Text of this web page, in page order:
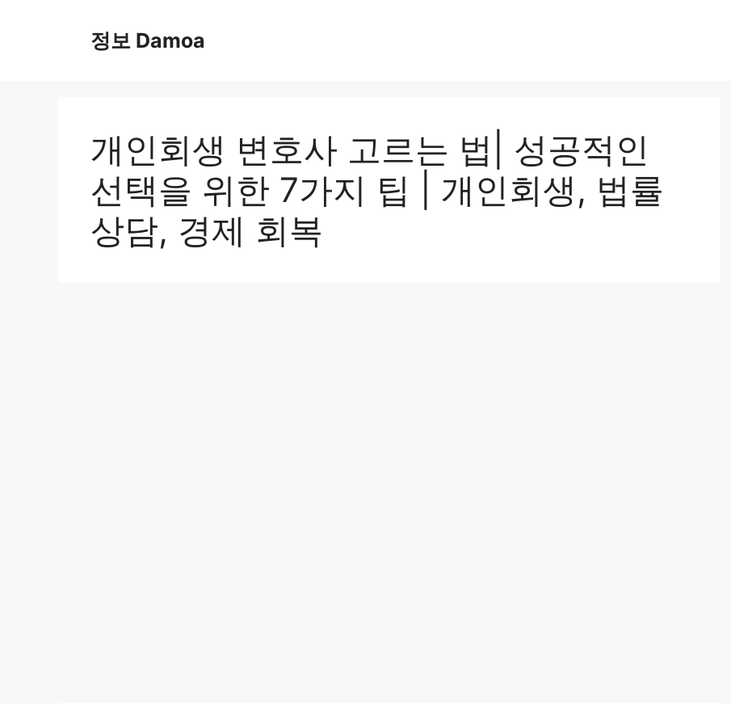
정보 Damoa
개인회생 변호사 고르는 법| 성공적인
선택을 위한 7가지 팁 | 개인회생, 법률
상담, 경제 회복